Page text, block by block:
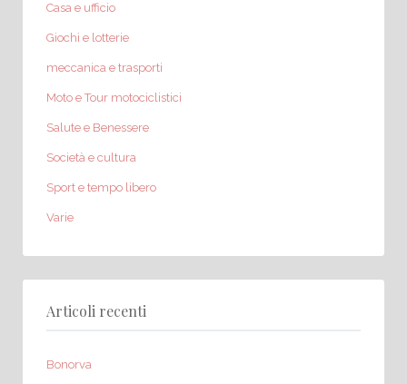
Casa e ufficio
Giochi e lotterie
meccanica e trasporti
Moto e Tour motociclistici
Salute e Benessere
Società e cultura
Sport e tempo libero
Varie
Articoli recenti
Bonorva